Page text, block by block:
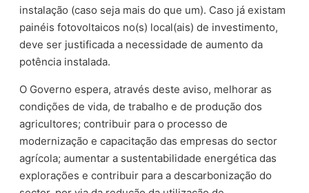
instalação (caso seja mais do que um). Caso já existam
painéis fotovoltaicos no(s) local(ais) de investimento,
deve ser justificada a necessidade de aumento da
potência instalada.
O Governo espera, através deste aviso, melhorar as
condições de vida, de trabalho e de produção dos
agricultores; contribuir para o processo de
modernização e capacitação das empresas do sector
agrícola; aumentar a sustentabilidade energética das
explorações e contribuir para a descarbonização do